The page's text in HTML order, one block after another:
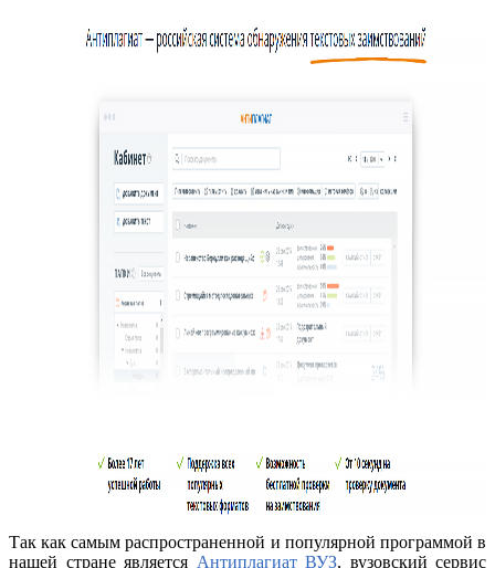
Так как самым распространенной и популярной программой в
нашей стране является Антиплагиат ВУЗ, вузовский сервис